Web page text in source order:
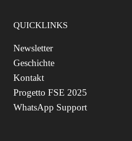
QUICKLINKS
Newsletter
Geschichte
Kontakt
Progetto FSE 2025
WhatsApp Support